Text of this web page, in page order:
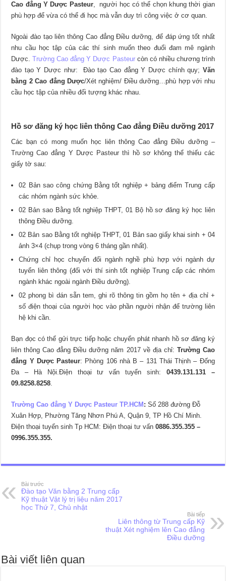
Cao đẳng Y Dược Pasteur, người học có thể chọn khung thời gian
phù hợp để vừa có thể đi học mà vẫn duy trì công việc ở cơ quan.
Ngoài đào tạo liên thông Cao đẳng Điều dưỡng, để đáp ứng tốt nhất
nhu cầu học tập của các thí sinh muốn theo đuổi đam mê ngành
Dược. Trường Cao đẳng Y Dược Pasteurcòn có nhiều chương trình
đào tạo Y Dược như: Đào tạo Cao đẳng Y Dược chính quy; Văn
bằng 2 Cao đẳng Dược/Xét nghiệm/ Điều dưỡng…phù hợp với nhu
cầu học tập của nhiều đối tượng khác nhau.
Hồ sơ đăng ký học liên thông Cao đẳng Điều dưỡng 2017
Các bạn có mong muốn học liên thông Cao đẳng Điều dưỡng –
Trường Cao đẳng Y Dược Pasteur thì hồ sơ không thể thiếu các
giấy tờ sau:
02 Bản sao công chứng Bằng tốt nghiệp + bảng điểm Trung cấp
các nhóm ngành sức khỏe.
02 Bản sao Bằng tốt nghiệp THPT, 01 Bộ hồ sơ đăng ký học liên
thông Điều dưỡng.
02 Bản sao Bằng tốt nghiệp THPT, 01 Bản sao giấy khai sinh + 04
ảnh 3×4 (chụp trong vòng 6 tháng gần nhất).
Chứng chỉ học chuyển đổi ngành nghề phù hợp với ngành dự
tuyển liên thông (đối với thí sinh tốt nghiệp Trung cấp các nhóm
ngành khác ngoài ngành Điều dưỡng).
02 phong bì dán sẵn tem, ghi rõ thông tin gồm họ tên + địa chỉ +
số điện thoại của người học vào phần người nhận để trường liên
hệ khi cần.
Bạn đọc có thể gửi trực tiếp hoặc chuyển phát nhanh hồ sơ đăng ký
liên thông Cao đẳng Điều dưỡng năm 2017 về địa chỉ: Trường Cao
đẳng Y Dược Pasteur: Phòng 106 nhà B – 131 Thái Thịnh – Đống
Đa – Hà Nội.Điện thoại tư vấn tuyển sinh: 0439.131.131 –
09.8258.8258.
Trường Cao đẳng Y Dược Pasteur TP.HCM : Số 288 đường Đỗ
Xuân Hợp, Phường Tăng Nhơn Phú A, Quận 9, TP Hồ Chí Minh.
Điện thoại tuyển sinh Tp HCM: Điện thoại tư vấn0886.355.355 –
0996.355.355.
Bài trước
Đào tạo Văn bằng 2 Trung cấp
Kỹ thuật Vật lý trị liệu năm 2017
học Thứ 7, Chủ nhật
Bài tiếp
Liên thông từ Trung cấp Kỹ
thuật Xét nghiệm lên Cao đẳng
Điều dưỡng
Bài viết liên quan